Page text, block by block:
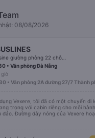
08/08/2026
• Văn phòng Đà Nẵng
giờ
• Văn phòng 2A đường 27/7 Thành
Vexere, tôi đã có một chuyến đi
trọng với cabin riêng cho mỗi
đáo. Đường dây nóng của Vexere
với khách hàng. Nhược điểm: -0.5